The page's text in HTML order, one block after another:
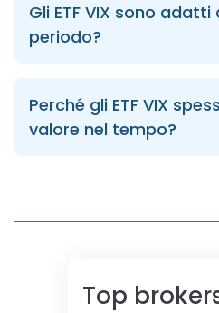
Gli ETF VIX sono adatti
periodo?
Perché gli ETF VIX
valore nel tempo?
Top